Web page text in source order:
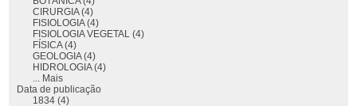
CIRURGIA (4)
FISIOLOGIA (4)
FISIOLOGIA VEGETAL (4)
FÍSICA (4)
GEOLOGIA (4)
HIDROLOGIA (4)
... Mais
Data de publicação
1834 (4)